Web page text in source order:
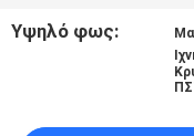
ΖΗΤΉΣΤΕ
Υψηλό φως: